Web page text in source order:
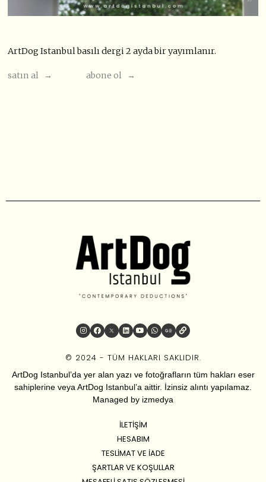
ArtDog Istanbul basılı dergi 2 ayda bir yayımlanır.
satın al → abone ol →
© 2024 - TÜM HAKLARI SAKLIDIR.
ArtDog Istanbul’da yer alan yazı ve fotoğrafların tüm hakları eser
sahiplerine veya ArtDog Istanbul’a aittir. İzinsiz alıntı yapılamaz.
Managed by izmedya
İLETIŞIM
HESABIM
TESLIMAT VE İADE
ŞARTLAR VE KOŞULLAR